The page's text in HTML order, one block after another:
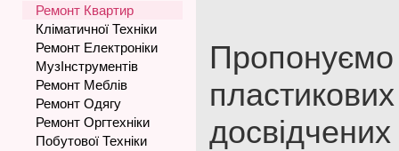
Ремонт Квартир
Кліматичної Техніки
Ремонт Електроніки
МузІнструментів
Ремонт Меблів
Ремонт Одягу
Ремонт Оргтехніки
Побутової Техніки
Пропонуємо